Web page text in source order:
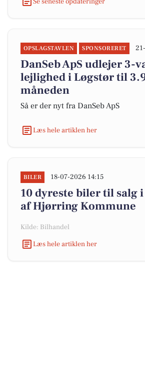
OPSLAGSTAVLEN SPONSORERET
DanSeb ApS udlejer 3-
lejlighed i Løgstør til
måneden
Så er der nyt fra DanSeb ApS
Læs hele artiklen her
BILER 18-07-2026 14:15
10 dyreste biler til salg
af Hjørring Kommune
Kilde: Bilhandel
Læs hele artiklen her